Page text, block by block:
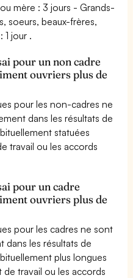
mère : 3 jours - Grands-
soeurs, beaux-frères,
jour .
pour un non cadre
ouvriers plus de
pour les non-cadres ne
dans les résultats de
statuées
travail ou les accords
pour un cadre
ouvriers plus de
pour les cadres ne sont
dans les résultats de
plus longues
travail ou les accords